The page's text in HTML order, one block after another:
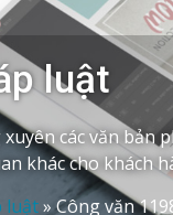
luật
các văn bản
khác cho khách
luật»Công văn